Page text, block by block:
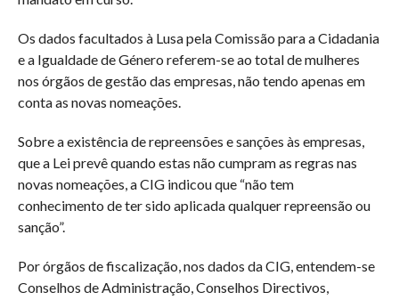
Os dados facultados à Lusa pela Comissão para a Cidadania
e a Igualdade de Género referem-se ao total de mulheres
nos órgãos de gestão das empresas, não tendo apenas em
conta as novas nomeações.
Sobre a existência de repreensões e sanções às empresas,
que a Lei prevê quando estas não cumpram as regras nas
novas nomeações, a CIG indicou que “não tem
conhecimento de ter sido aplicada qualquer repreensão ou
sanção”.
Por órgãos de fiscalização, nos dados da CIG, entendem-se
Conselhos de Administração, Conselhos Directivos,